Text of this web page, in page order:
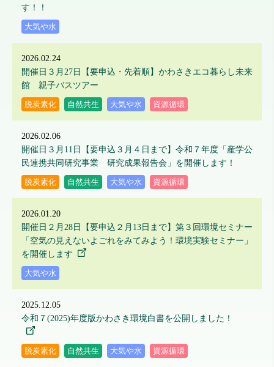
す！！
大気や水
2026.02.24
開催日３月27日【要申込・先着順】かわさきエコ暮らし未来
館 親子バスツアー
脱炭素化 自然共生 大気や水 資源循環
2026.02.06
開催日３月11日【要申込３月４日まで】令和７年度「産学公
民連携共同研究事業 研究成果報告会」を開催します！
脱炭素化 自然共生 大気や水 資源循環
2026.01.20
開催日２月28日【要申込２月13日まで】第３回環境セミナー
「空気の見えないよごれをみてみよう！環境実験セミナー」
を開催します
大気や水
2025.12.05
令和７(2025)年度版かわさき環境白書を公開しました！
脱炭素化 自然共生 大気や水 資源循環